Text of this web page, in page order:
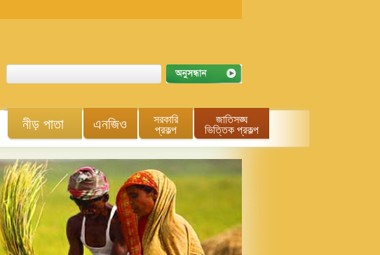
নীড় পাতা এনজিও
সরকারি
প্রকল্প
জাতিসঙ্ঘ
ভিত্তিক প্রকল্প